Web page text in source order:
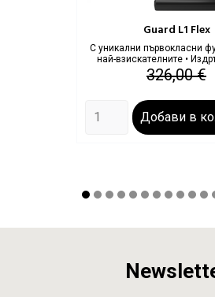
Guard L1 Flex
С уникални първокласни
най-взискателните •
Редовна
326,00 €
Добави в